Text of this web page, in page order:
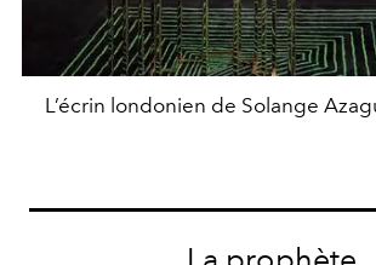
L’écrin londonien de Solange